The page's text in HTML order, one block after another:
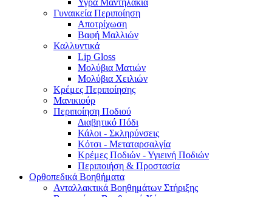
Υγρά Μαντηλάκια
Γυναικεία Περιποίηση
Αποτρίχωση
Βαφή Μαλλιών
Καλλυντικά
Lip Gloss
Μολύβια Ματιών
Μολύβια Χειλιών
Κρέμες Περιποίησης
Μανικιούρ
Περιποίηση Ποδιού
Διαβητικό Πόδι
Κάλοι - Σκληρύνσεις
Κότσι - Μεταταρσαλγία
Κρέμες Ποδιών - Υγιεινή Ποδιών
Περιποιήση & Προστασία
Ορθοπεδικά Βοηθήματα
Ανταλλακτικά Βοηθημάτων Στήριξης